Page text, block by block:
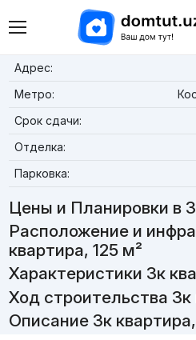
Адрес:
Метро:
Срок сдачи:
Отделка:
Парковка:
Цены и Планировки в
Расположение и
квартира, 125 м²
Характеристики 3к
Ход строительства 3к
Описание 3к